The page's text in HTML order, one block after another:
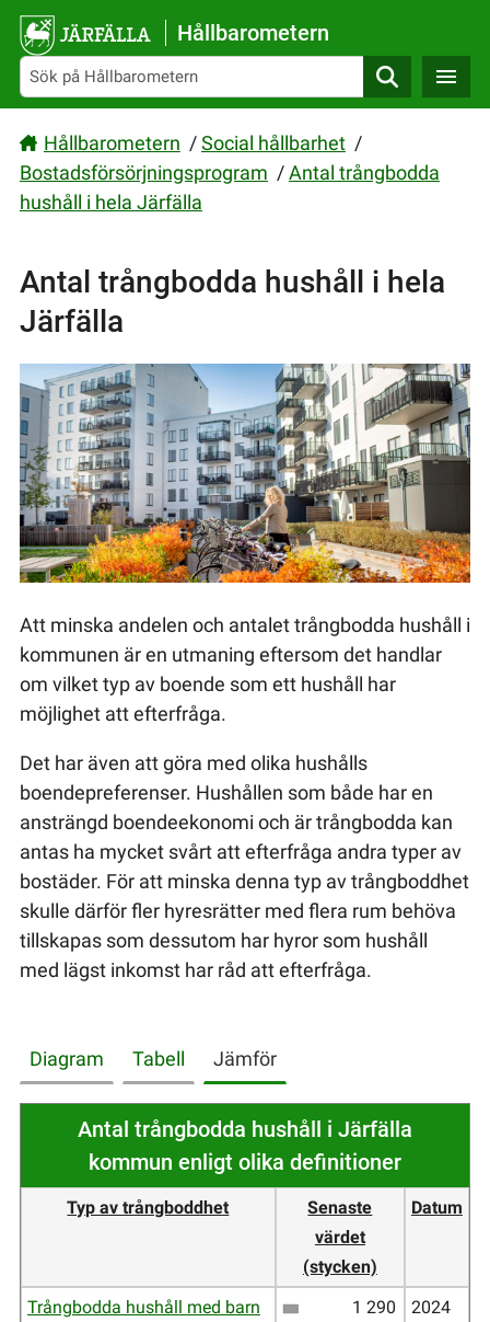
Gå direkt till sidans innehåll
Hållbarometern
Sök
Hållbarometern /Social hållbarhet /
Bostadsförsörjningsprogram /Antal trångbodda
hushåll i hela Järfälla
Antal trångbodda hushåll i hela
Järfälla
Att minska andelen och antalet trångbodda hushåll i
kommunen är en utmaning eftersom det handlar
om vilket typ av boende som ett hushåll har
möjlighet att efterfråga.
Det har även att göra med olika hushålls
boendepreferenser. Hushållen som både har en
ansträngd boendeekonomi och är trångbodda kan
antas ha mycket svårt att efterfråga andra typer av
bostäder. För att minska denna typ av trångboddhet
skulle därför fler hyresrätter med flera rum behöva
tillskapas som dessutom har hyror som hushåll
med lägst inkomst har råd att efterfråga.
Diagram Tabell Jämför
Antal trångbodda hushåll i Järfälla
kommun enligt olika definitioner
Typ av trångboddhet
Senaste
värdet
(stycken)
Datum
Trångbodda hushåll med barn
1 290 2024